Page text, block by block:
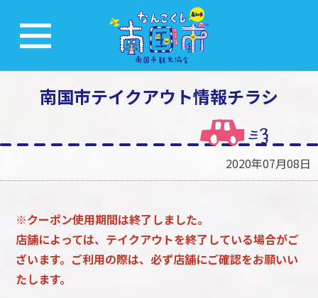
南国市テイクアウト情報チラシ
2020年07月08日
※クーポン使用期間は終了しました。
店舗によっては、テイクアウトを終了している場合がご
ざいます。ご利用の際は、必ず店舗にご確認をお願いい
たします。